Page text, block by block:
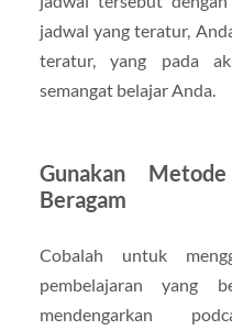
jadwal yang teratur,
teratur, yang pada
semangat belajar Anda.
Gunakan
Beragam
Cobalah untuk
pembelajaran yang
mendengarkan